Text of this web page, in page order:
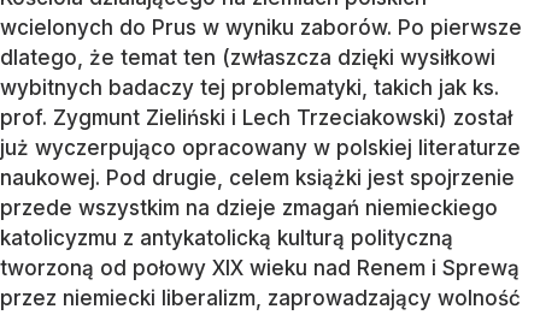
wcielonych do Prus w wyniku zaborów. Po pierwsze
dlatego, że temat ten (zwłaszcza dzięki wysiłkowi
wybitnych badaczy tej problematyki, takich jak ks.
prof. Zygmunt Zieliński i Lech Trzeciakowski) został
już wyczerpująco opracowany w polskiej literaturze
naukowej. Pod drugie, celem książki jest spojrzenie
przede wszystkim na dzieje zmagań niemieckiego
katolicyzmu z antykatolicką kulturą polityczną
tworzoną od połowy XIX wieku nad Renem i Sprewą
przez niemiecki liberalizm, zaprowadzający wolność